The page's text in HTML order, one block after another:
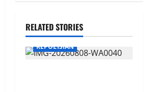
i
g
RELATED STORIES
KEPOLISIAN